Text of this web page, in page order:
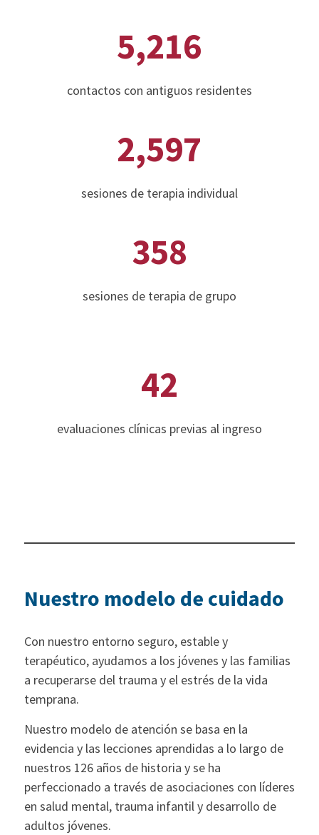
5,216
contactos con antiguos residentes
2,597
sesiones de terapia individual
358
sesiones de terapia de grupo
42
evaluaciones clínicas previas al ingreso
Nuestro modelo de cuidado
Con nuestro entorno seguro, estable y
terapéutico, ayudamos a los jóvenes y las familias
a recuperarse del trauma y el estrés de la vida
temprana.
Nuestro modelo de atención se basa en la
evidencia y las lecciones aprendidas a lo largo de
nuestros 126 años de historia y se ha
perfeccionado a través de asociaciones con líderes
en salud mental, trauma infantil y desarrollo de
adultos jóvenes.